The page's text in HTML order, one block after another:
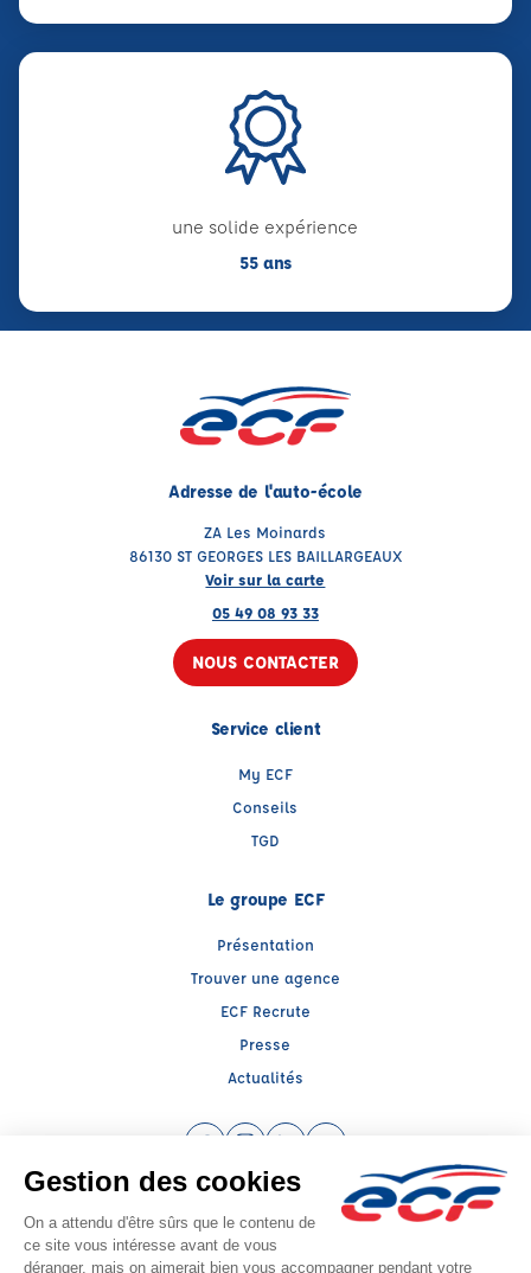
une solide expérience
55 ans
Adresse de l'auto-école
ZA Les Moinards
86130 ST GEORGES LES BAILLARGEAUX
Voir sur la carte
05 49 08 93 33
NOUS CONTACTER
Service client
My ECF
Conseils
TGD
Le groupe ECF
Présentation
Trouver une agence
ECF Recrute
Presse
Actualités
Facebook (nouvelle fenêtre)
Instagram (nouvelle fenêtre)
LinkedIn (nouvelle fenêtre)
YouTube (nouvelle
Raison sociale : ECF CER CENTRE ATLANTIQUE - Capital social: 2500000€
SIREN: 312379266 - Numéro de TVA intracommunautaire: FR 52 312379266
Agrément n°E1408600130